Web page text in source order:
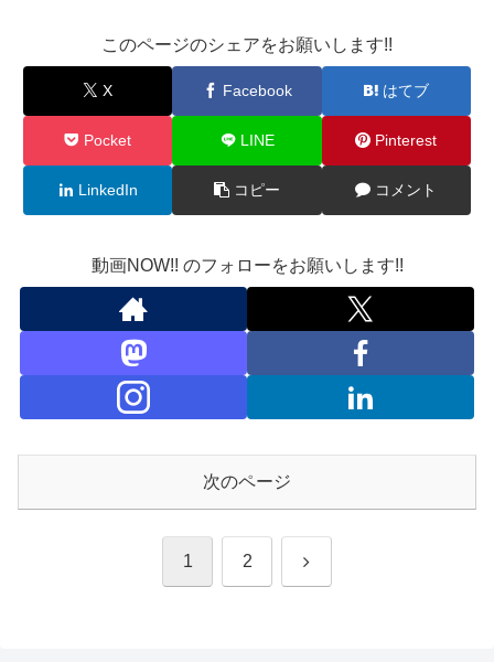
このページのシェアをお願いします!!
X Facebook はてブ
Pocket LINE Pinterest
LinkedIn コピー コメント
動画NOW!! のフォローをお願いします!!
次のページ
1 2 次